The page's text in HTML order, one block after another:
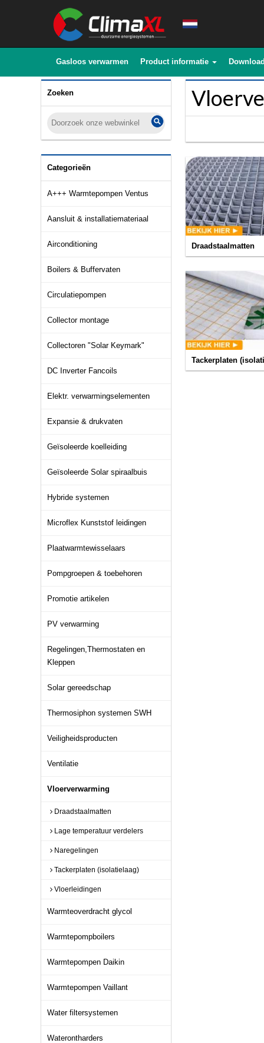
Gasloos verwarmen Product informatie
Zoeken
Categorieën
A+++ Warmtepompen Ventus
Aansluit & installatiemateriaal
Airconditioning
Boilers & Buffervaten
Circulatiepompen
Collector montage
Collectoren "Solar Keymark"
DC Inverter Fancoils
Elektr. verwarmingselementen
Expansie & drukvaten
Geïsoleerde koelleiding
Geïsoleerde Solar spiraalbuis
Hybride systemen
Microflex Kunststof leidingen
Plaatwarmtewisselaars
Pompgroepen & toebehoren
Promotie artikelen
PV verwarming
Regelingen,Thermostaten en
Kleppen
Solar gereedschap
Thermosiphon systemen SWH
Veiligheidsproducten
Ventilatie
Vloerverwarming
Draadstaalmatten
Lage temperatuur verdelers
Naregelingen
Tackerplaten (isolatielaag)
Vloerleidingen
Warmteoverdracht glycol
Warmtepompboilers
Warmtepompen Daikin
Warmtepompen Vaillant
Water filtersystemen
Waterontharders
Draadstaalmatten
Tackerplaten